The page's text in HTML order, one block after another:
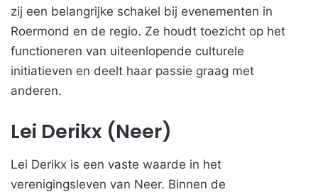
zij een belangrijke schakel bij evenementen in
Roermond en de regio. Ze houdt toezicht op het
functioneren van uiteenlopende culturele
initiatieven en deelt haar passie graag met
anderen.
Lei Derikx (Neer)
Lei Derikx is een vaste waarde in het
verenigingsleven van Neer. Binnen de